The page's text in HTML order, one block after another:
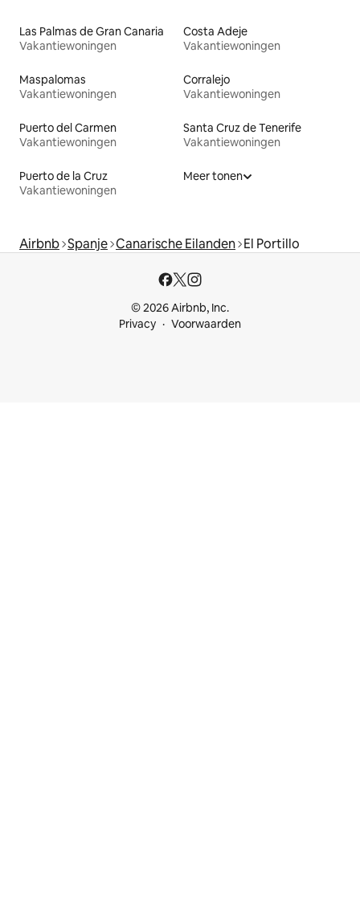
Las Palmas de Gran Canaria
Vakantiewoningen
Costa Adeje
Vakantiewoningen
Maspalomas
Vakantiewoningen
Corralejo
Vakantiewoningen
Puerto del Carmen
Vakantiewoningen
Santa Cruz de Tenerife
Vakantiewoningen
Puerto de la Cruz
Vakantiewoningen
Meer tonen
Airbnb Spanje Canarische Eilanden El Portillo
© 2026 Airbnb, Inc.
Privacy
Voorwaarden